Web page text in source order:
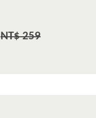
NT$ 259